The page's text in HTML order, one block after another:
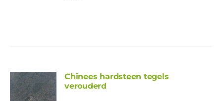
Chinees hardsteen tegels
verouderd